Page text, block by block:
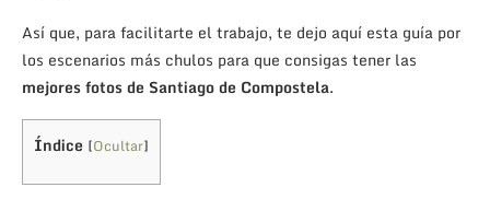
Así que, para facilitarte el trabajo, te dejo aquí esta guía por
los escenarios más chulos para que consigas tener las
mejores fotos de Santiago de Compostela.
Índice [Ocultar]